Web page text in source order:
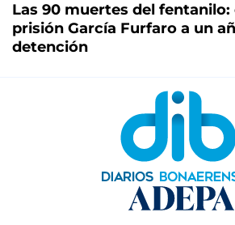
Las 90 muertes del
prisión García Furfaro a un
detención